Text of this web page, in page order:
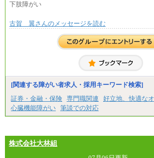
下肢障がい
古賀 翼さんのメッセージを読む
[関連する障がい者求人・採用キーワード検索]
証券・金融・保険 専門職関連
好立地、快適な
心臓機能障がい 筆談での対応
株式会社大林組